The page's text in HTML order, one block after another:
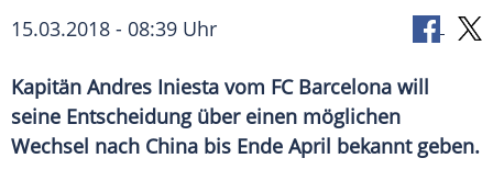
15.03.2018 - 08:39 Uhr
Kapitän Andres Iniesta vom FC Barcelona will
seine Entscheidung über einen möglichen
Wechsel nach China bis Ende April bekannt geben.